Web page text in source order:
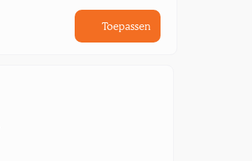
Toepassen